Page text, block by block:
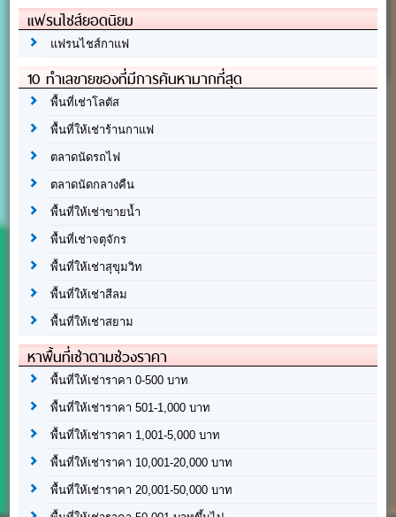
แฟรนไชส์ยอดนิยม
แฟรนไชส์กาแฟ
10 ทำเลขายของที่มีการค้นหามากที่สุด
พื้นที่เช่าโลตัส
พื้นที่ให้เช่าร้านกาแฟ
ตลาดนัดรถไฟ
ตลาดนัดกลางคืน
พื้นที่ให้เช่าขายน้ำ
พื้นที่เช่าจตุจักร
พื้นที่ให้เช่าสุขุมวิท
พื้นที่ให้เช่าสีลม
พื้นที่ให้เช่าสยาม
หาพื้นที่เช่าตามช่วงราคา
พื้นที่ให้เช่าราคา 0-500 บาท
พื้นที่ให้เช่าราคา 501-1,000 บาท
พื้นที่ให้เช่าราคา 1,001-5,000 บาท
พื้นที่ให้เช่าราคา 10,001-20,000 บาท
พื้นที่ให้เช่าราคา 20,001-50,000 บาท